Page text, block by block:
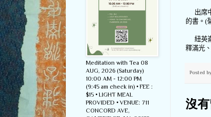
出席
的書。 (
紐英
釋滿光
Posted by
沒
Meditation with Tea 08
AUG, 2026 (Saturday)
10:00 AM - 12:00 PM
(9:45 am check in) • FEE :
$15 • LIGHT MEAL
PROVIDED • VENUE: 711
CONCORD AVE,